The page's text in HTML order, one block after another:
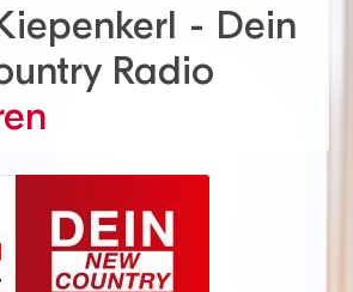
- Dein
Radio